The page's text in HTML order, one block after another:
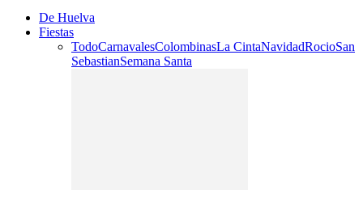
De Huelva
Fiestas
TodoCarnavalesColombinasLa CintaNavidadRocioSan
SebastianSemana Santa